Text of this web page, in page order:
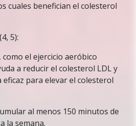
cuales benefician el colesterol
5):
como el ejercicio aeróbico
a reducir el colesterol LDL y
para elevar el colesterol
al menos 150 minutos de
la semana.